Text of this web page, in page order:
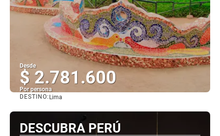
Desde
$ 2.781.600
Por persona
DESTINO: Lima
DESCUBRA PERÚ